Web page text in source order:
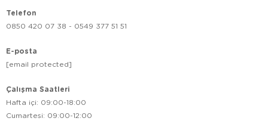
Telefon
0850 420 07 38 - 0549 377 51 51
E-posta
[email protected]
Çalışma Saatleri
Hafta içi: 09:00-18:00
Cumartesi: 09:00-12:00